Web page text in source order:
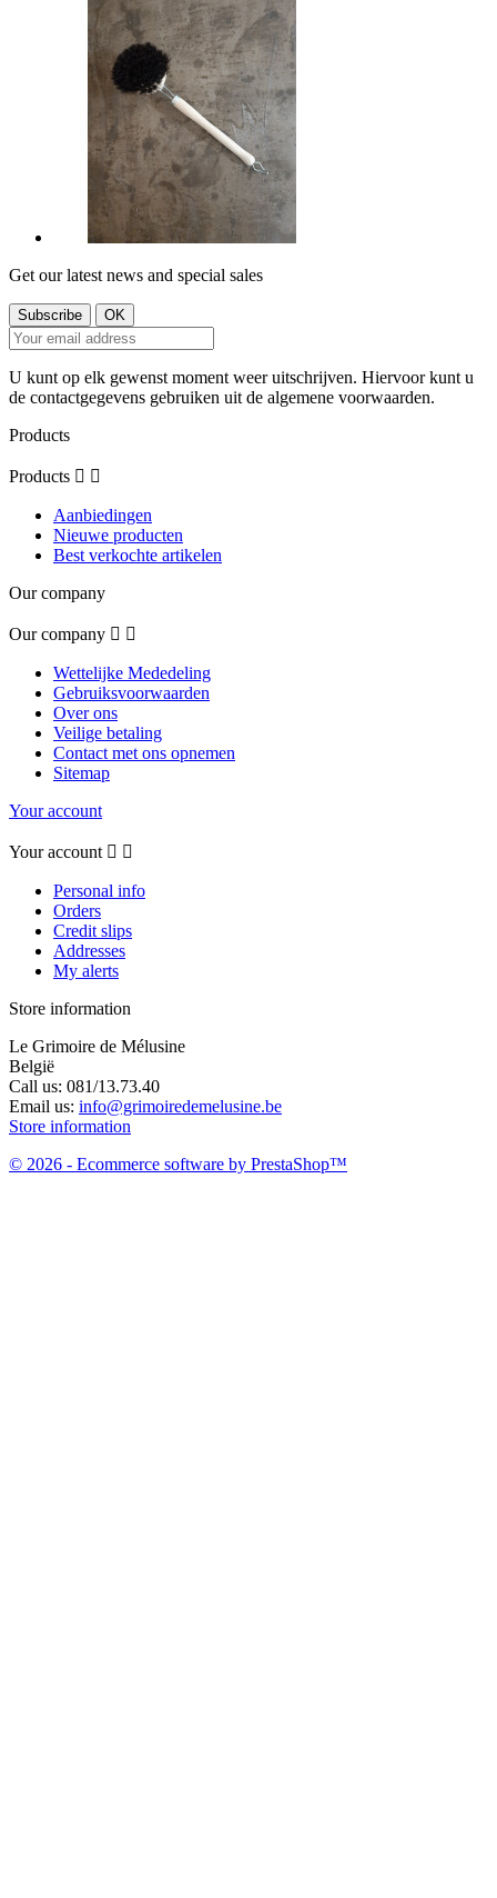
Get our latest news and special sales
U kunt op elk gewenst moment weer uitschrijven. Hiervoor kunt u
de contactgegevens gebruiken uit de algemene voorwaarden.
Products
Products  
Aanbiedingen
Nieuwe producten
Best verkochte artikelen
Our company
Our company  
Wettelijke Mededeling
Gebruiksvoorwaarden
Over ons
Veilige betaling
Contact met ons opnemen
Sitemap
Your account
Your account  
Personal info
Orders
Credit slips
Addresses
My alerts
Store information
Le Grimoire de Mélusine
België
Call us: 081/13.73.40
Email us: info@grimoiredemelusine.be
Store information
© 2026 - Ecommerce software by PrestaShop™